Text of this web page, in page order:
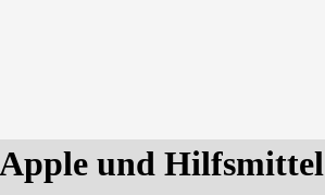
und Hilfsmittel